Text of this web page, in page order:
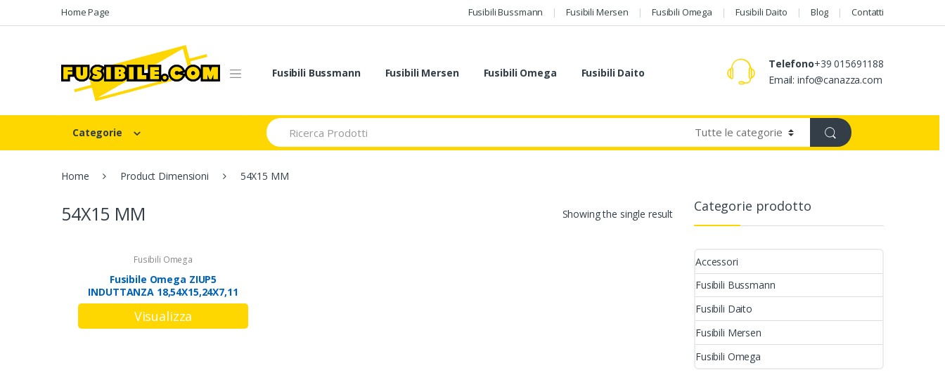
to
to
Home Page Fusibili Bussmann Fusibili Mersen Fusibili Omega Fusibili Daito Blog Contatti
Fusibili Bussmann Fusibili Mersen Fusibili Omega Fusibili Daito
Telefono+39 015691188
Email: info@canazza.com
Categorie
Search
for:
Home Product Dimensioni 54X15 MM
54X15 MM Showing the single result
Fusibili Omega
Fusibile Omega ZIUP5
INDUTTANZA 18,54X15,24X7,11
1µH ~ 1000µH 54X15 MM
Categorie prodotto
Accessori
Fusibili Bussmann
Fusibili Daito
Fusibili Mersen
Fusibili Omega